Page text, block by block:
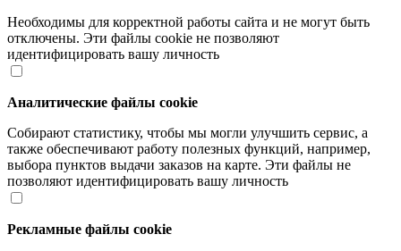
Необходимы для корректной работы сайта и не могут быть
отключены. Эти файлы cookie не позволяют
идентифицировать вашу личность
Аналитические файлы cookie
Собирают статистику, чтобы мы могли улучшить сервис, а
также обеспечивают работу полезных функций, например,
выбора пунктов выдачи заказов на карте. Эти файлы не
позволяют идентифицировать вашу личность
Рекламные файлы cookie